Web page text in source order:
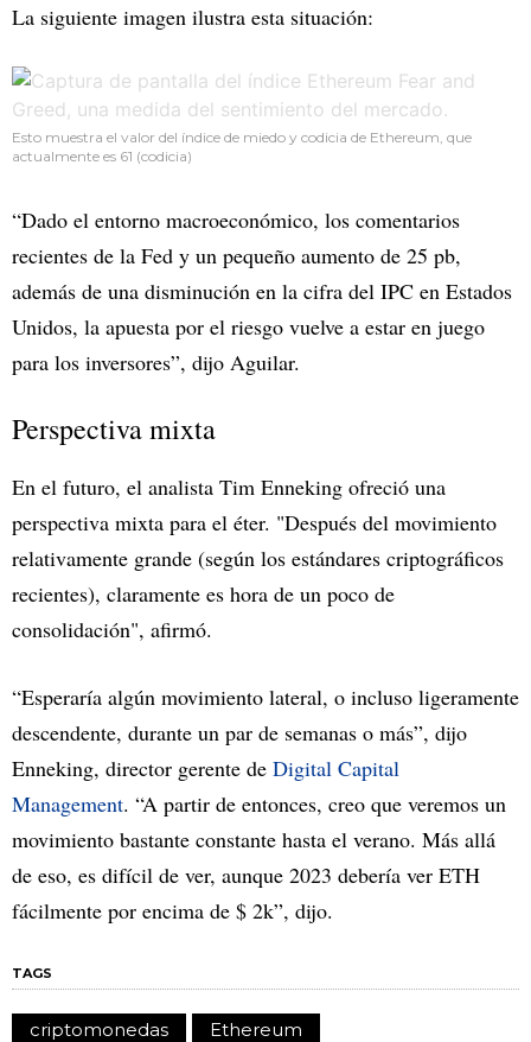
La siguiente imagen ilustra esta situación:
Esto muestra el valor del índice de miedo y codicia de Ethereum, que
actualmente es 61 (codicia)
“Dado el entorno macroeconómico, los comentarios
recientes de la Fed y un pequeño aumento de 25 pb,
además de una disminución en la cifra del IPC en Estados
Unidos, la apuesta por el riesgo vuelve a estar en juego
para los inversores”, dijo Aguilar.
Perspectiva mixta
En el futuro, el analista Tim Enneking ofreció una
perspectiva mixta para el éter. "Después del movimiento
relativamente grande (según los estándares criptográficos
recientes), claramente es hora de un poco de
consolidación", afirmó.
“Esperaría algún movimiento lateral, o incluso ligeramente
descendente, durante un par de semanas o más”, dijo
Enneking, director gerente de Digital Capital
Management. “A partir de entonces, creo que veremos un
movimiento bastante constante hasta el verano. Más allá
de eso, es difícil de ver, aunque 2023 debería ver ETH
fácilmente por encima de $ 2k”, dijo.
TAGS
criptomonedas Ethereum